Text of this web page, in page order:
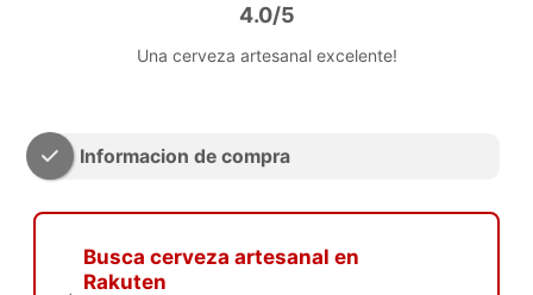
4.0/5
Una cerveza artesanal excelente!
Informacion de compra
Busca cerveza artesanal en
Rakuten